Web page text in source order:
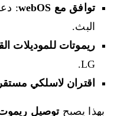
توافق مع webOS
:
البث.
ريموتات للموديلات
LG.
اقتران لاسلكي مستقر
بهذا يصبحتوصيل